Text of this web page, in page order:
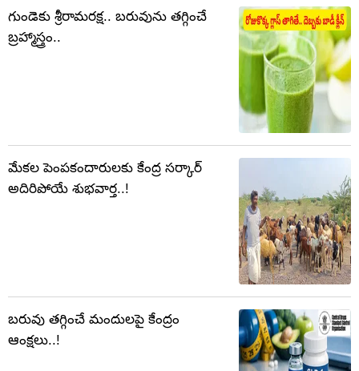
గుండెకు శ్రీరామరక్ష.. బరువును తగ్గించే
బ్రహ్మాస్త్రం..
మేకల పెంపకందారులకు కేంద్ర సర్కార్‌
అదిరిపోయే శుభవార్త..!
బరువు తగ్గించే మందులపై కేంద్రం
ఆంక్షలు..!